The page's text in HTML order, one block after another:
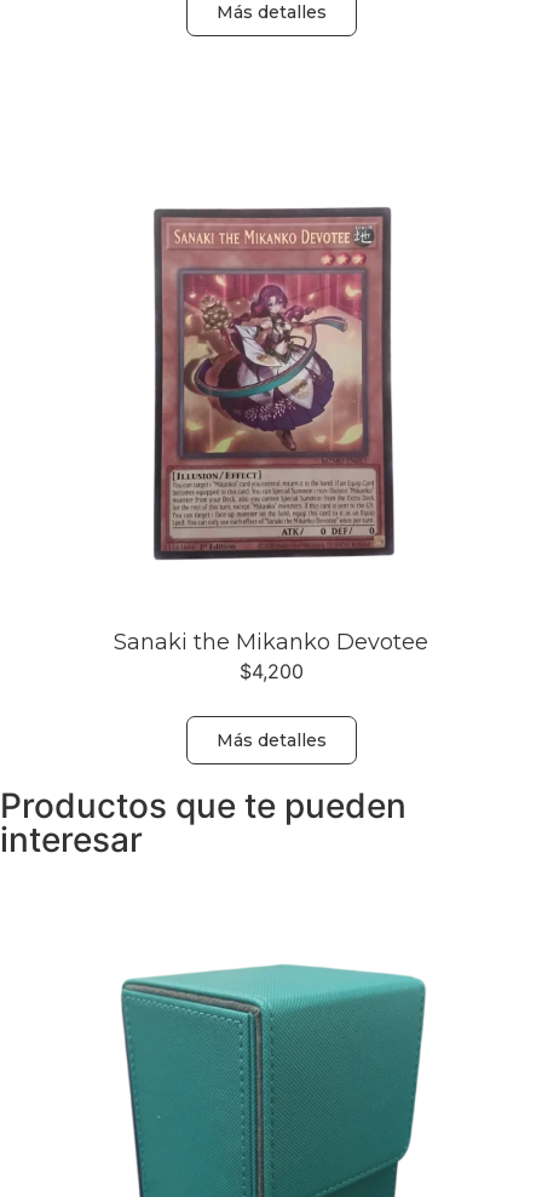
Más detalles
Sanaki the Mikanko Devotee
$4,200
Más detalles
Productos que te pueden
interesar